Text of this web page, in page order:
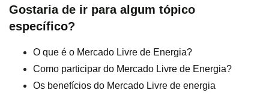
Gostaria de ir para algum tópico
específico?
O que é o Mercado Livre de Energia?
Como participar do Mercado Livre de Energia?
Os benefícios do Mercado Livre de energia